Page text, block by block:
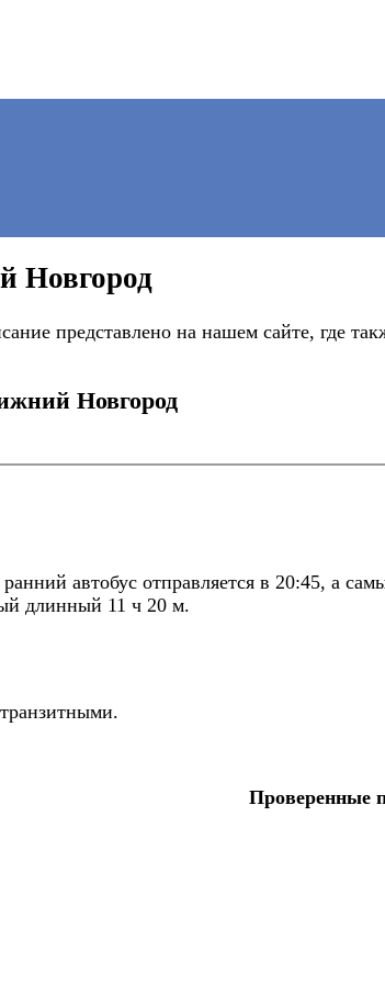
Новгород
представлено на нашем сайте, где
Новгород
автобус отправляется в 20:45, а
длинный 11 ч 20 м.
Проверенные